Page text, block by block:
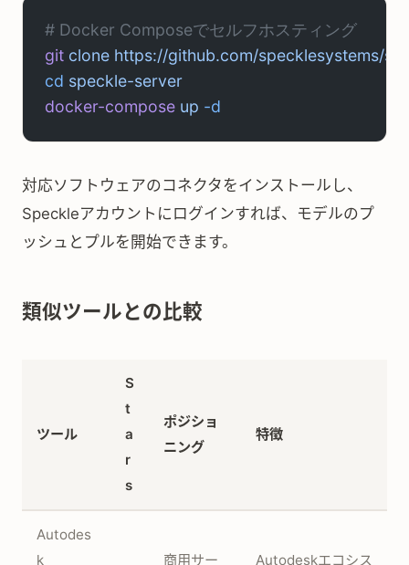
# Docker Composeでセルフホスティング
git clone https://github.com/specklesystems/
cd speckle-server
docker-compose up -d
対応ソフトウェアのコネクタをインストールし、
Speckleアカウントにログインすれば、モデルのプ
ッシュとプルを開始できます。
類似ツールとの比較
ツール
S
t
a
r
s
ポジショ
ニング
特徴
Autodes
k
商用サー
Autodeskエコシス